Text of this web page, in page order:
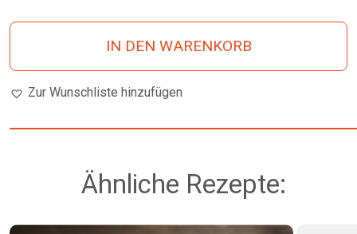
IN DEN WARENKORB
Zur Wunschliste hinzufügen
Ähnliche Rezepte: